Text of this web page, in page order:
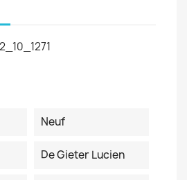
Neuf
De Gieter Lucien